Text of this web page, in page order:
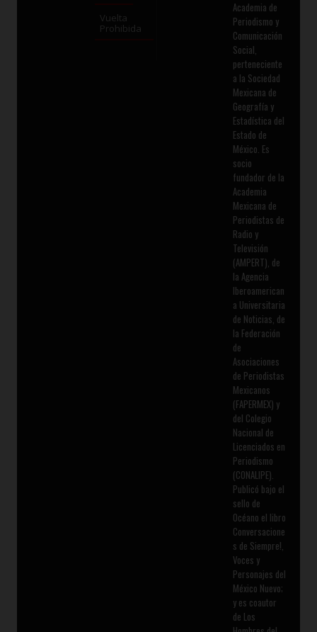
Vuelta
Prohibida
Academia de
Periodismo y
Comunicación
Social,
perteneciente
a la Sociedad
Mexicana de
Geografía y
Estadística del
Estado de
México. Es
socio
fundador de la
Academia
Mexicana de
Periodistas de
Radio y
Televisión
(AMPERT), de
la Agencia
Iberoamerican
a Universitaria
de Noticias, de
la Federación
de
Asociaciones
de Periodistas
Mexicanos
(FAPERMEX) y
del Colegio
Nacional de
Licenciados en
Periodismo
(CONALIPE).
Publicó bajo el
sello de
Océano el libro
Conversacione
s de Siempre!,
Voces y
Personajes del
México Nuevo;
y es coautor
de Los